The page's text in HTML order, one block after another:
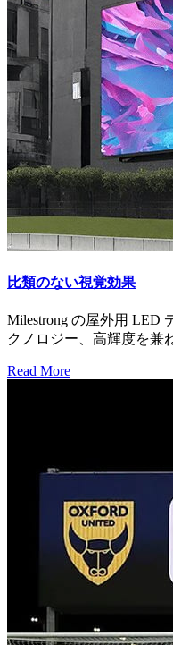
比類のない視覚効果
Milestrong の屋外用 LED
クノロジー、高輝度を兼
Read More